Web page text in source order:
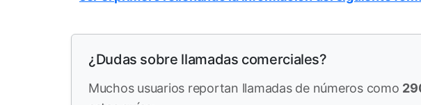
¿Dudas sobre llamadas comerciales?
Muchos usuarios reportan llamadas de números como